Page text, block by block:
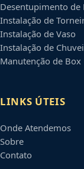
Desentupimento de
Instalação de
Instalação de Vaso
Instalação de
Manutenção de Box
LINKS ÚTEIS
Onde Atendemos
Sobre
Contato